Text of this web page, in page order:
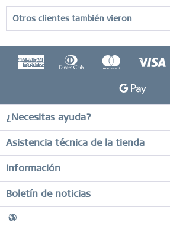
Otros clientes también vieron
¿Necesitas ayuda?
Asistencia técnica de la tienda
Información
Boletín de noticias